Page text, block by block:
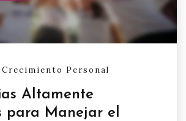
Crecimiento Personal
Altamente
para Manejar el